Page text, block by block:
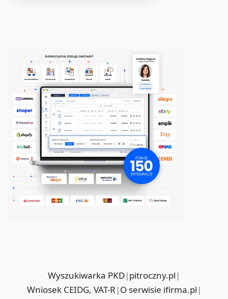
Wyszukiwarka PKD|pitroczny.pl |
Wniosek CEIDG, VAT-R |O serwisie ifirma.pl |